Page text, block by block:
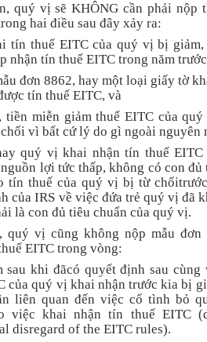
quý vị sẽ KHÔNG cần phải nộp
hai điều sau đây xảy ra:
tín thuế EITC của quý vị bị
nhận tín thuế EITC trong năm
đơn 8862, hay một loại giấy tờ
tín thuế EITC, và
tiền miễn giảm thuế EITC của
vì bất cứ lý do gì ngoài nguyên
quý vị khai nhận tín thuế
lợi tức thấp, không có con đủ
tín thuế của quý vị bị từ
của IRS về việc đứa trẻ quý vị đã
là con đủ tiêu chuẩn của quý vị.
quý vị cũng không nộp mẫu đơn
EITC trong vòng:
sau khi đãcó quyết định sau cùng
của quý vị khai nhận trước kia bị
liên quan đến việc cố tình bỏ
việc khai nhận tín thuế EITC
disregard of the EITC rules).